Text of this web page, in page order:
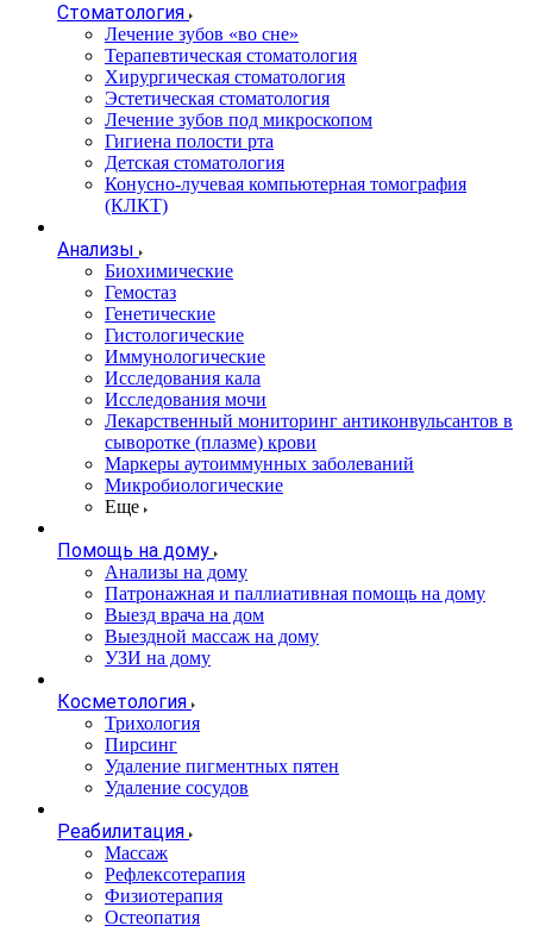
Стоматология
Лечение зубов «во сне»
Терапевтическая стоматология
Хирургическая стоматология
Эстетическая стоматология
Лечение зубов под микроскопом
Гигиена полости рта
Детская стоматология
Конусно-лучевая компьютерная томография
(КЛКТ)
Анализы
Биохимические
Гемостаз
Генетические
Гистологические
Иммунологические
Исследования кала
Исследования мочи
Лекарственный мониторинг антиконвульсантов в
сыворотке (плазме) крови
Маркеры аутоиммунных заболеваний
Микробиологические
Еще
Помощь на дому
Анализы на дому
Патронажная и паллиативная помощь на дому
Выезд врача на дом
Выездной массаж на дому
УЗИ на дому
Косметология
Трихология
Пирсинг
Удаление пигментных пятен
Удаление сосудов
Реабилитация
Массаж
Рефлексотерапия
Физиотерапия
Остеопатия